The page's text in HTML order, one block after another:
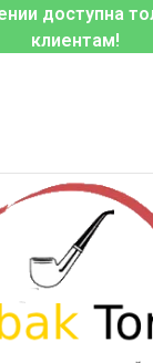
доступна
клиентам!